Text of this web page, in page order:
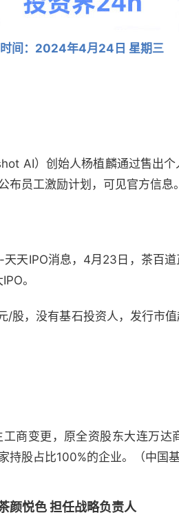
时间：2024年4月24日 星期三
AI）创始人杨植麟通过售出
员工激励计划，可见官方信息
天天IPO消息，4月23日，茶百
。
，没有基石投资人，发行市
商变更，原全资股东大连万
股占比100%的企业。（中国基
颜悦色 担任战略负责人